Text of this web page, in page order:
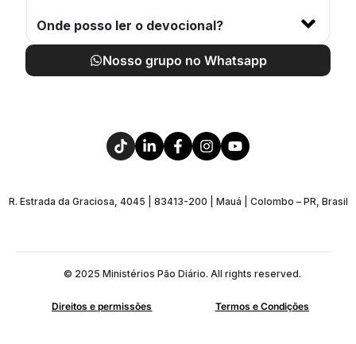
Onde posso ler o devocional?
Nosso grupo no Whatsapp
R. Estrada da Graciosa, 4045 | 83413-200 | Mauá | Colombo – PR, Brasil
© 2025 Ministérios Pão Diário. All rights reserved.
Direitos e permissões Termos e Condições